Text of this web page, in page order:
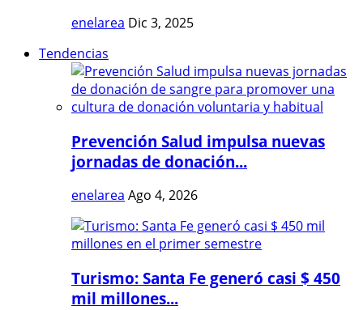
enelarea Dic 3, 2025
Tendencias
Prevención Salud impulsa nuevas
jornadas de donación...
enelarea Ago 4, 2026
Turismo: Santa Fe generó casi $ 450
mil millones...